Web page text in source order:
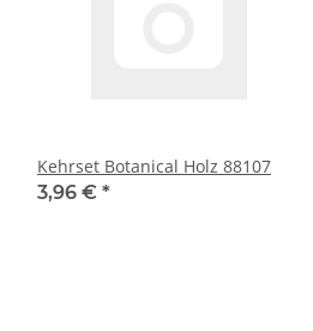
Kehrset Botanical Holz 88107
3,96 € *